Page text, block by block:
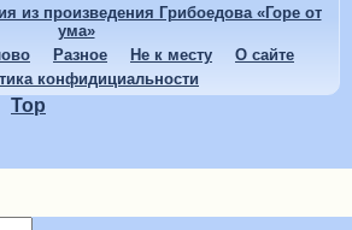
из произведения Грибоедова «Горе от
ума»
Разное Не к месту
О сайте
конфидициальности
Top